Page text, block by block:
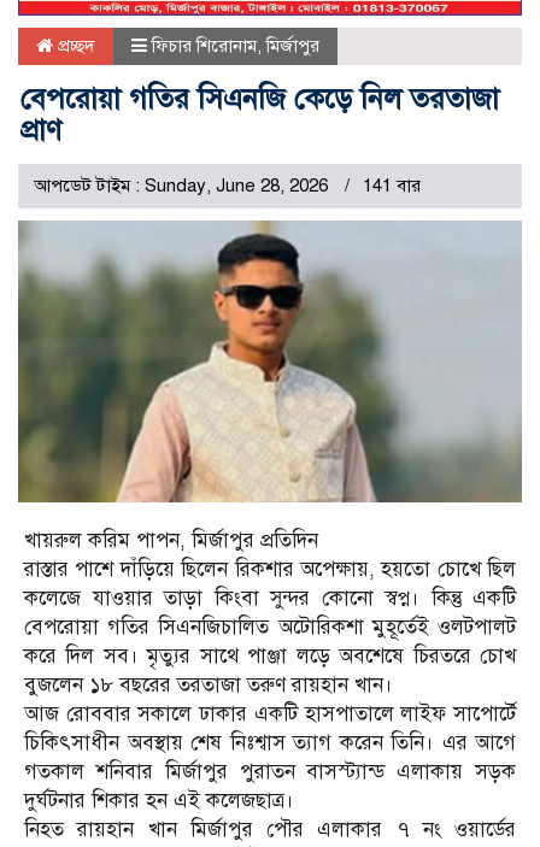
প্রচ্ছদ ফিচার শিরোনাম,মির্জাপুর
বেপরোয়া গতির সিএনজি কেড়ে নিল তরতাজা
প্রাণ
আপডেট টাইম : Sunday, June 28, 2026 141 বার
খায়রুল করিম পাপন, মির্জাপুর প্রতিদিন
রাস্তার পাশে দাঁড়িয়ে ছিলেন রিকশার অপেক্ষায়, হয়তো চোখে ছিল
কলেজে যাওয়ার তাড়া কিংবা সুন্দর কোনো স্বপ্ন। কিন্তু একটি
বেপরোয়া গতির সিএনজিচালিত অটোরিকশা মুহূর্তেই ওলটপালট
করে দিল সব। মৃত্যুর সাথে পাঞ্জা লড়ে অবশেষে চিরতরে চোখ
বুজলেন ১৮ বছরের তরতাজা তরুণ রায়হান খান।
আজ রোববার সকালে ঢাকার একটি হাসপাতালে লাইফ সাপোর্টে
চিকিৎসাধীন অবস্থায় শেষ নিঃশ্বাস ত্যাগ করেন তিনি। এর আগে
গতকাল শনিবার মির্জাপুর পুরাতন বাসস্ট্যান্ড এলাকায় সড়ক
দুর্ঘটনার শিকার হন এই কলেজছাত্র।
নিহত রায়হান খান মির্জাপুর পৌর এলাকার ৭ নং ওয়ার্ডের